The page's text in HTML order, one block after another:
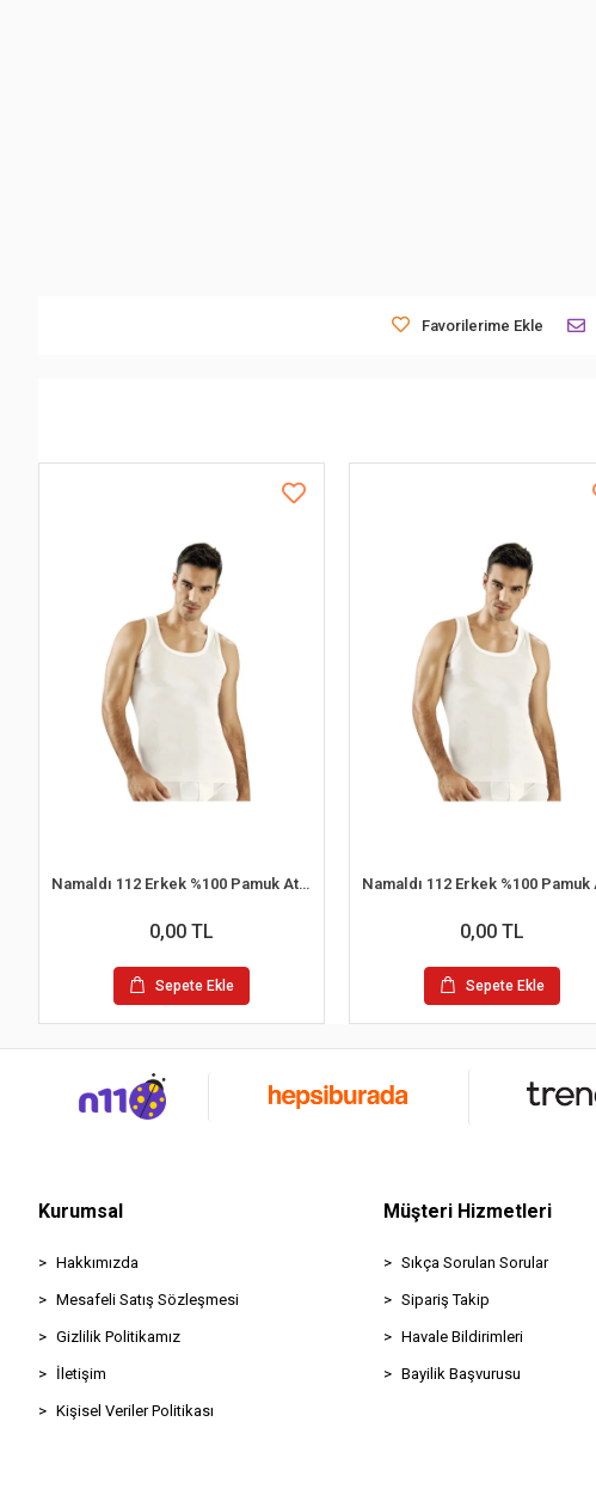
Favorilerime Ekle
Namaldı 112 Erkek %100 Pamuk Atlet L 6'lı Paket
0,00 TL
Sepete Ekle
0,00 TL
Sepete Ekle
Kurumsal
Hakkımızda
Mesafeli Satış Sözleşmesi
Gizlilik Politikamız
İletişim
Kişisel Veriler Politikası
Müşteri Hizmetleri
Sıkça Sorulan Sorular
Sipariş Takip
Havale Bildirimleri
Bayilik Başvurusu